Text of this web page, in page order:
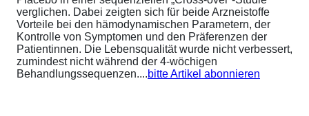
verglichen. Dabei zeigten sich für beide Arzneistoffe
Vorteile bei den hämodynamischen Parametern, der
Kontrolle von Symptomen und den Präferenzen der
Patientinnen. Die Lebensqualität wurde nicht verbessert,
zumindest nicht während der 4-wöchigen
Behandlungssequenzen....bitte Artikel abonnieren